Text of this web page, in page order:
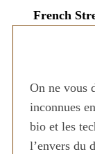
French
On ne vous
inconnues
bio et les
l’envers du